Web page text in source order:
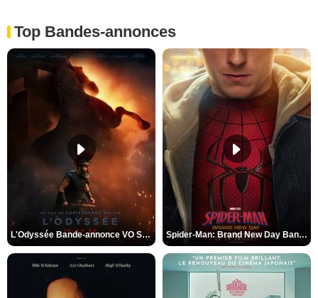
Top Bandes-annonces
L'Odyssée Bande-annonce VO STFR Spider-Man: Brand New Day Bande-annonce VO STFR